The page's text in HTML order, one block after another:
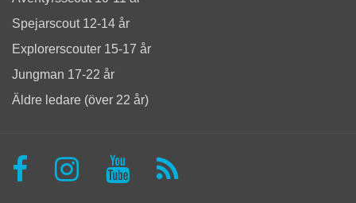
Spejarscout 12-14 år
Explorerscouter 15-17 år
Jungman 17-22 år
Äldre ledare (över 22 år)